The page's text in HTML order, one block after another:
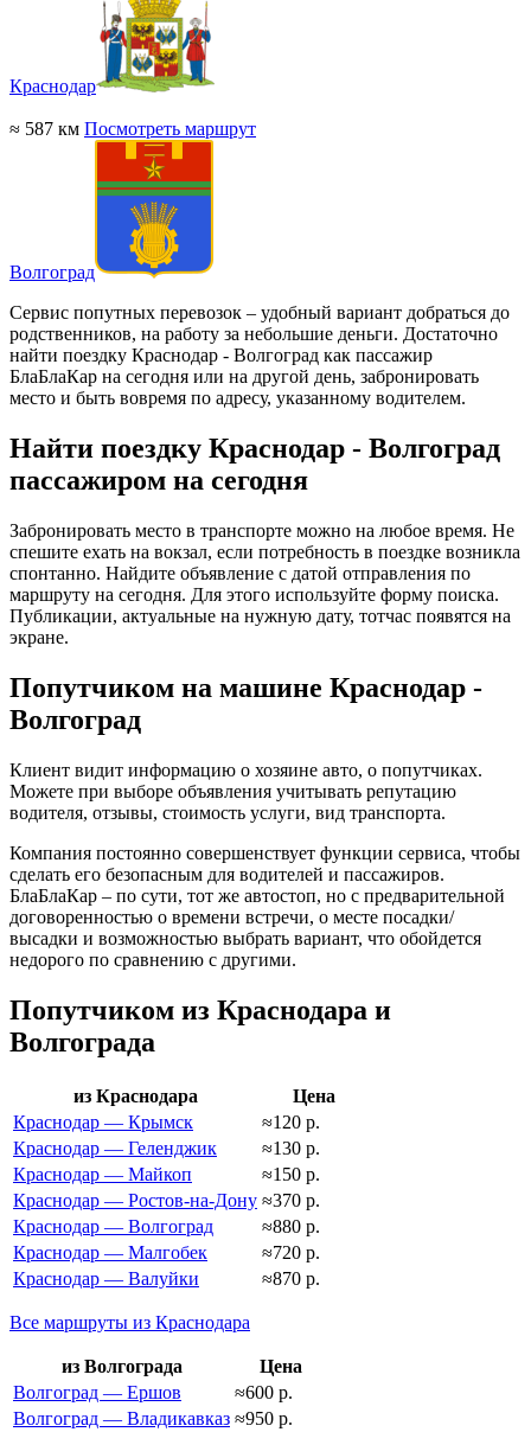
Краснодар
≈ 587 км Посмотреть маршрут
Волгоград
Сервис попутных перевозок – удобный вариант добраться до
родственников, на работу за небольшие деньги. Достаточно
найти поездку Краснодар - Волгоград как пассажир
БлаБлаКар на сегодня или на другой день, забронировать
место и быть вовремя по адресу, указанному водителем.
Найти поездку Краснодар - Волгоград
пассажиром на сегодня
Забронировать место в транспорте можно на любое время. Не
спешите ехать на вокзал, если потребность в поездке возникла
спонтанно. Найдите объявление с датой отправления по
маршруту на сегодня. Для этого используйте форму поиска.
Публикации, актуальные на нужную дату, тотчас появятся на
экране.
Попутчиком на машине Краснодар -
Волгоград
Клиент видит информацию о хозяине авто, о попутчиках.
Можете при выборе объявления учитывать репутацию
водителя, отзывы, стоимость услуги, вид транспорта.
Компания постоянно совершенствует функции сервиса, чтобы
сделать его безопасным для водителей и пассажиров.
БлаБлаКар – по сути, тот же автостоп, но с предварительной
договоренностью о времени встречи, о месте посадки/
высадки и возможностью выбрать вариант, что обойдется
недорого по сравнению с другими.
Попутчиком из Краснодара и
Волгограда
из Краснодара
Цена
Краснодар — Крымск
≈120 р.
Краснодар — Геленджик
≈130 р.
Краснодар — Майкоп
≈150 р.
Краснодар — Ростов-на-Дону ≈370 р.
Краснодар — Волгоград
≈880 р.
Краснодар — Малгобек
≈720 р.
Краснодар — Валуйки
≈870 р.
Все маршруты из Краснодара
из Волгограда
Цена
Волгоград — Ершов
≈600 р.
Волгоград — Владикавказ ≈950 р.